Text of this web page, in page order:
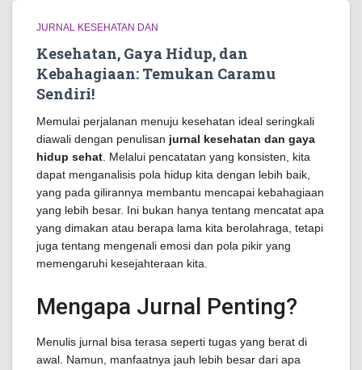
JURNAL KESEHATAN DAN
Kesehatan, Gaya Hidup, dan
Kebahagiaan: Temukan Caramu
Sendiri!
Memulai perjalanan menuju kesehatan ideal seringkali
diawali dengan penulisan jurnal kesehatan dan gaya
hidup sehat . Melalui pencatatan yang konsisten, kita
dapat menganalisis pola hidup kita dengan lebih baik,
yang pada gilirannya membantu mencapai kebahagiaan
yang lebih besar. Ini bukan hanya tentang mencatat apa
yang dimakan atau berapa lama kita berolahraga, tetapi
juga tentang mengenali emosi dan pola pikir yang
memengaruhi kesejahteraan kita.
Mengapa Jurnal Penting?
Menulis jurnal bisa terasa seperti tugas yang berat di
awal. Namun, manfaatnya jauh lebih besar dari apa